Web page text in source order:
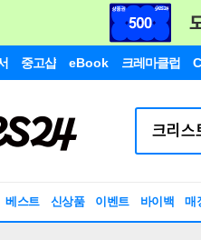
중고샵 eBook 크레마클럽
베스트 신상품 이벤트 바이백 매